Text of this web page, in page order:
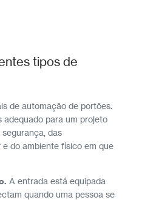
tipos de
de automação de portões.
adequado para um projeto
das
do ambiente físico em que
A entrada está equipada
quando uma pessoa se